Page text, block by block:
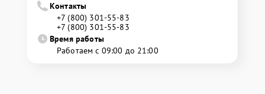
Контакты
+7 (800) 301-55-83
+7 (800) 301-55-83
Время работы
Работаем с 09:00 до 21:00